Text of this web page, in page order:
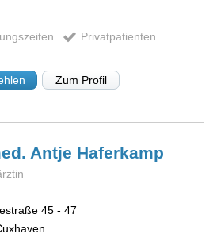
Privatpatienten
Zum Profil
Antje Haferkamp
45 - 47